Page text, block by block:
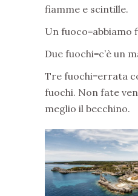
fiamme e scintille.
Un fuoco=abbiamo
Due fuochi=c’è un
Tre fuochi=errata
fuochi. Non fate
meglio il becchino.